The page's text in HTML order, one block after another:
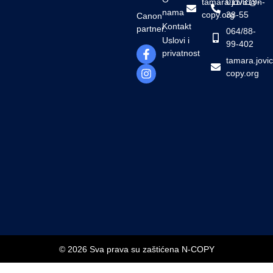
Canon
partner.
nama
Kontakt
Uslovi i
privatnost
copy.org38-55
064/88-
99-402
copy.org
© 2026 Sva prava su zaštićena N-COPY